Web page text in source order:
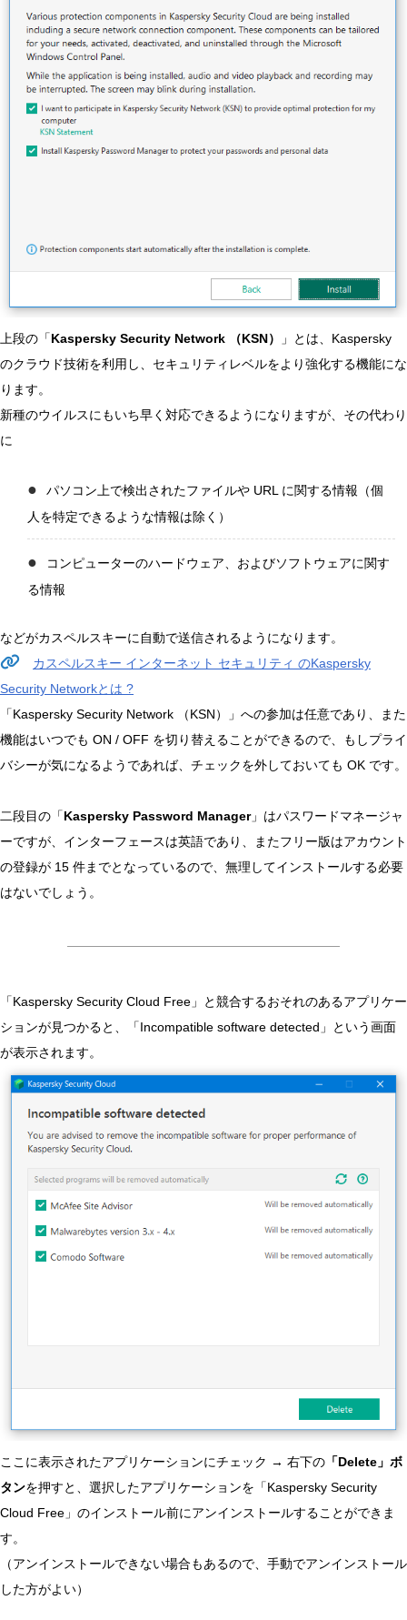
上段の「Kaspersky Security Network （KSN）
」とは、Kaspersky
のクラウド技術を利用し、セキュリティレベルをより強化する機能にな
ります。
新種のウイルスにもいち早く対応できるようになりますが、その代わり
に
パソコン上で検出されたファイルや URL に関する情報（個
人を特定できるような情報は除く）
コンピューターのハードウェア、およびソフトウェアに関す
る情報
などがカスペルスキーに自動で送信されるようになります。
カスペルスキー インターネット セキュリティ のKaspersky
Security Networkとは ?
「Kaspersky Security Network （KSN）」への参加は任意であり、また
機能はいつでも ON / OFF を切り替えることができるので、もしプライ
バシーが気になるようであれば、チェックを外しておいても OK です。
二段目の「Kaspersky Password Manager」はパスワードマネージャ
ーですが、インターフェースは英語であり、またフリー版はアカウント
の登録が 15 件までとなっているので、無理してインストールする必要
はないでしょう。
「Kaspersky Security Cloud Free」と競合するおそれのあるアプリケー
ションが見つかると、「Incompatible software detected」という画面
が表示されます。
ここに表示されたアプリケーションにチェック → 右下の 「Delete」ボ
タンを押すと、選択したアプリケーションを「Kaspersky Security
Cloud Free」のインストール前にアンインストールすることができま
す。
（アンインストールできない場合もあるので、手動でアンインストール
した方がよい）